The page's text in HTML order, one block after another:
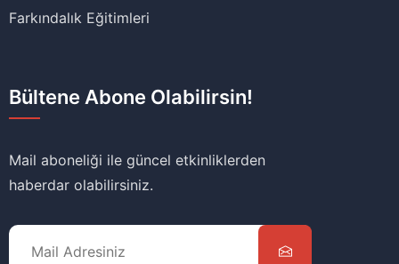
Farkındalık Eğitimleri
Bültene Abone Olabilirsin!
Mail aboneliği ile güncel etkinliklerden
haberdar olabilirsiniz.